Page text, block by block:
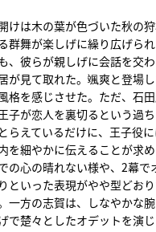
けは木の葉が色づいた秋の
群舞が楽しげに繰り広げら
、彼らが親しげに会話を交
が見て取れた。颯爽と登場
格を感じさせた。ただ、石
子が恋人を裏切るという過
らえているだけに、王子役
を細やかに伝えることが求
の心の晴れない様や、2幕で
といった表現がやや型どお
一方の志賀は、しなやかな
で楚々としたオデットを演じ